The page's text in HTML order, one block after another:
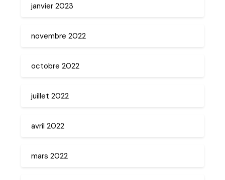
janvier 2023
novembre 2022
octobre 2022
juillet 2022
avril 2022
mars 2022